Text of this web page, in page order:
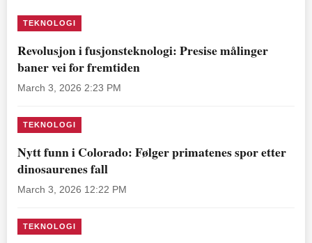
TEKNOLOGI
Revolusjon i fusjonsteknologi: Presise målinger
baner vei for fremtiden
March 3, 2026 2:23 PM
TEKNOLOGI
Nytt funn i Colorado: Følger primatenes spor etter
dinosaurenes fall
March 3, 2026 12:22 PM
TEKNOLOGI